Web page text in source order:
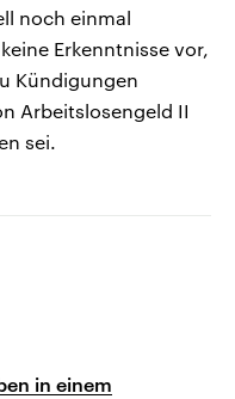
noch einmal
Erkenntnisse vor,
Kündigungen
Arbeitslosengeld II
sei.
in einem